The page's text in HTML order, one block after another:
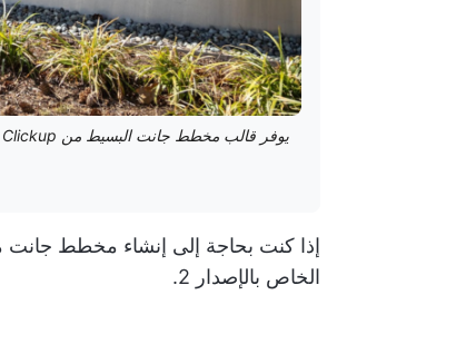
الخاص بالإصدار 2.